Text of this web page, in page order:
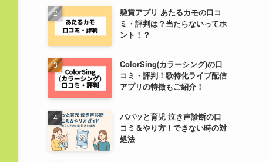
懸賞アプリ あたるカモの口コ
ミ・評判は？当たらないってホ
ント！？
ColorSing(カラーシング)の口
コミ・評判！歌特化ライブ配信
アプリの特徴もご紹介！
パパッと育児 泣き声診断の口
コミ＆やり方！できない時の対
処法